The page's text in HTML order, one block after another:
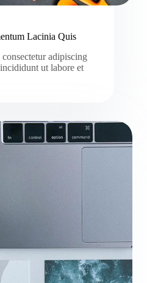
Lacinia Quis
adipiscing
ut labore et